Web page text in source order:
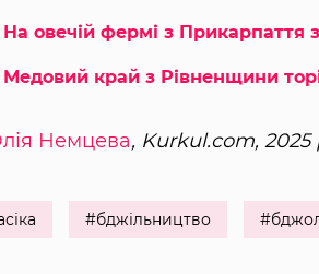
На овечій фермі з Прикарпаття
Медовий край з Рівненщини
Немцева, Kurkul.com, 2025
#бджільництво